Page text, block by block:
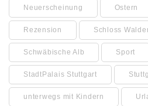
Neuerscheinung Ostern
Rezension Schloss
Schwäbische Alb Sport
StadtPalais Stuttgart
unterwegs mit Kindern